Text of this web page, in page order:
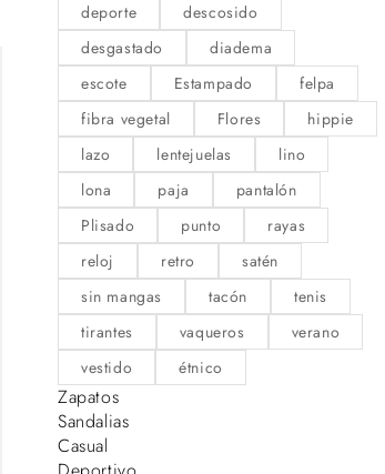
deporte
descosido
desgastado
diadema
escote
Estampado
felpa
fibra vegetal
Flores
hippie
lazo
lentejuelas
lino
lona
paja
pantalón
Plisado
punto
rayas
reloj
retro
satén
sin mangas
tacón
tenis
tirantes
vaqueros
verano
vestido
étnico
Zapatos
Sandalias
Casual